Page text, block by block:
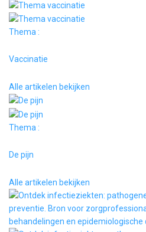
Thema :
Vaccinatie
Alle artikelen bekijken
Thema :
De pijn
Alle artikelen bekijken